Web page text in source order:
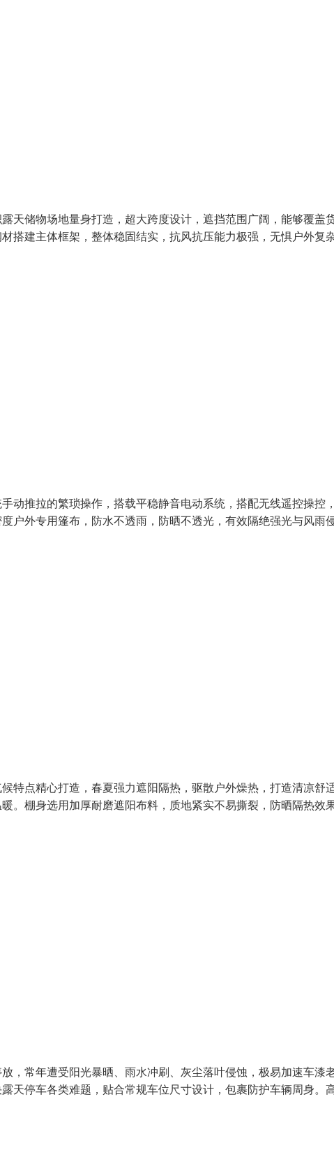
天储物场地量身打造，超大跨度设计，遮挡范围广阔，能够覆盖
搭建主体框架，整体稳固结实，抗风抗压能力极强，无惧户外复
动推拉的繁琐操作，搭载平稳静音电动系统，搭配无线遥控操控
户外专用篷布，防水不透雨，防晒不透光，有效隔绝强光与风雨
特点精心打造，春夏强力遮阳隔热，驱散户外燥热，打造清凉舒
。棚身选用加厚耐磨遮阳布料，质地紧实不易撕裂，防晒隔热效
，常年遭受阳光暴晒、雨水冲刷、灰尘落叶侵蚀，极易加速车漆
天停车各类难题，贴合常规车位尺寸设计，包裹防护车辆周身。